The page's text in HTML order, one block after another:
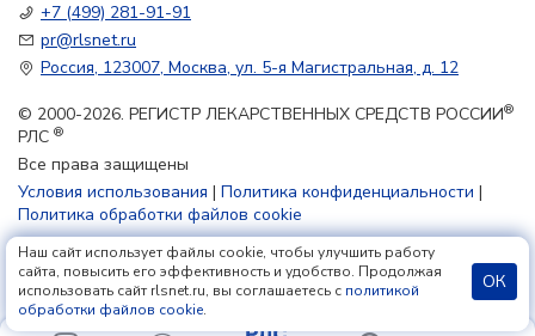
+7 (499) 281-91-91
pr@rlsnet.ru
Россия, 123007, Москва, ул. 5-я Магистральная, д. 12
© 2000-2026. РЕГИСТР ЛЕКАРСТВЕННЫХ СРЕДСТВ РОССИИ®
РЛС ®
Все права защищены
Условия использования | Политика конфиденциальности |
Политика обработки файлов cookie
18+
Наш сайт использует файлы cookie, чтобы улучшить работу
сайта, повысить его эффективность и удобство. Продолжая
использовать сайт rlsnet.ru, вы соглашаетесь с политикой
обработки файлов cookie.
ОК